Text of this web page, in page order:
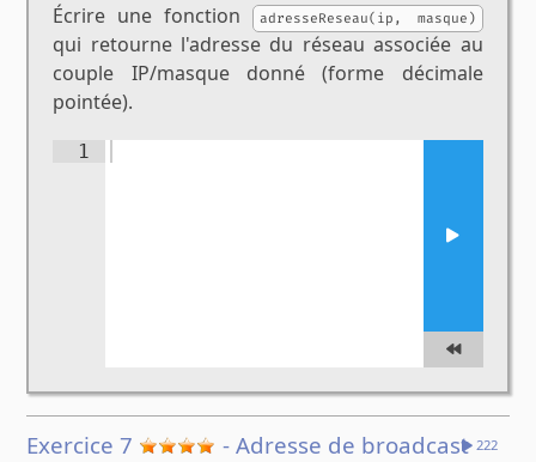
Écrire une fonction adresseReseau(ip, masque)
qui retourne l'adresse du réseau associée au
couple IP/masque donné (forme décimale
pointée).
1
Exercice 7 - Adresse de broadcast 222